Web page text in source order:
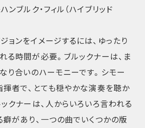
ンブルク・フィル（ハイブリッド
ョンをイメージするには、ゆったり
る時間が必要。ブルックナーは、ま
り合いのハーモニーです。シモー
揮者で、とても穏やかな演奏を聴か
クナーは、人からいろいろ言われる
癖があり、一つの曲でいくつかの版